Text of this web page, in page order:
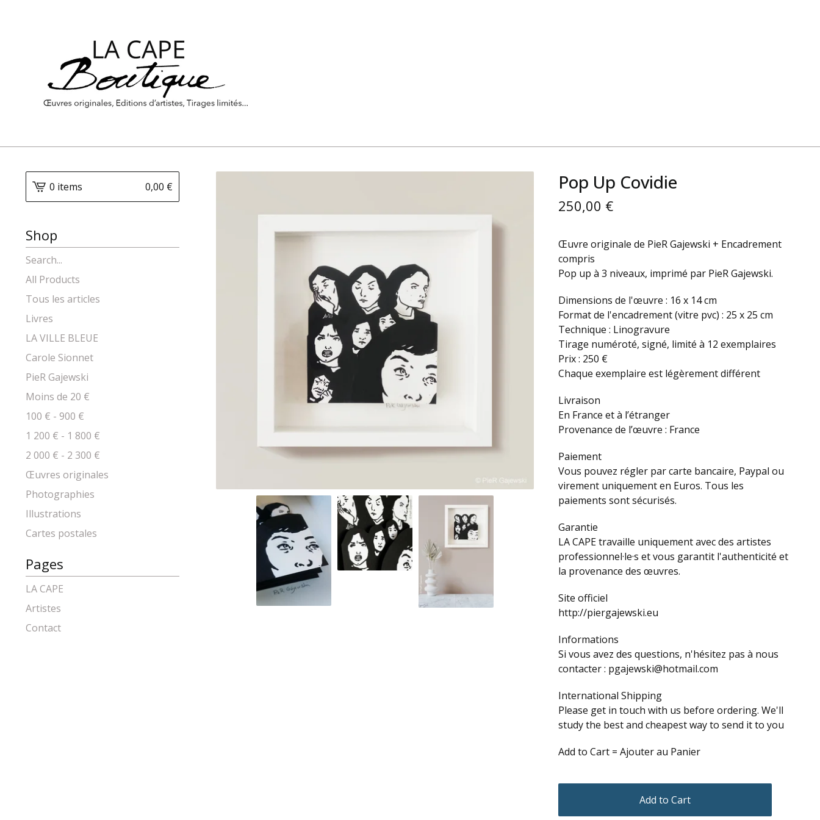
Pop Up Covidie
250,00 €
Œuvre originale de PieR Gajewski + Encadrement
compris
Pop up à 3 niveaux, imprimé par PieR Gajewski.
Dimensions de l'œuvre : 16 x 14 cm
Format de l'encadrement (vitre pvc) : 25 x 25 cm
Technique : Linogravure
Tirage numéroté, signé, limité à 12 exemplaires
Prix : 250 €
Chaque exemplaire est légèrement différent
Livraison
En France et à l’étranger
Provenance de l’œuvre : France
Paiement
Vous pouvez régler par carte bancaire, Paypal ou
virement uniquement en Euros. Tous les
paiements sont sécurisés.
Garantie
LA CAPE travaille uniquement avec des artistes
professionnel·le·s et vous garantit l'authenticité et
la provenance des œuvres.
Site officiel
http://piergajewski.eu
Informations
Si vous avez des questions, n'hésitez pas à nous
contacter : pgajewski@hotmail.com
International Shipping
Please get in touch with us before ordering. We'll
study the best and cheapest way to send it to you
Add to Cart = Ajouter au Panier
Add to Cart
0 items 0,00 €
Shop
Search
products
All Products
Tous les articles
Livres
LA VILLE BLEUE
Carole Sionnet
PieR Gajewski
Moins de 20 €
100 € - 900 €
1 200 € - 1 800 €
2 000 € - 2 300 €
Œuvres originales
Photographies
Illustrations
Cartes postales
Pages
LA CAPE
Artistes
Contact